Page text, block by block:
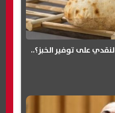
على توفير الخبز؟..